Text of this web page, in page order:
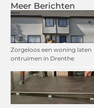
Meer Berichten
Zorgeloos een woning laten
ontruimen in Drenthe